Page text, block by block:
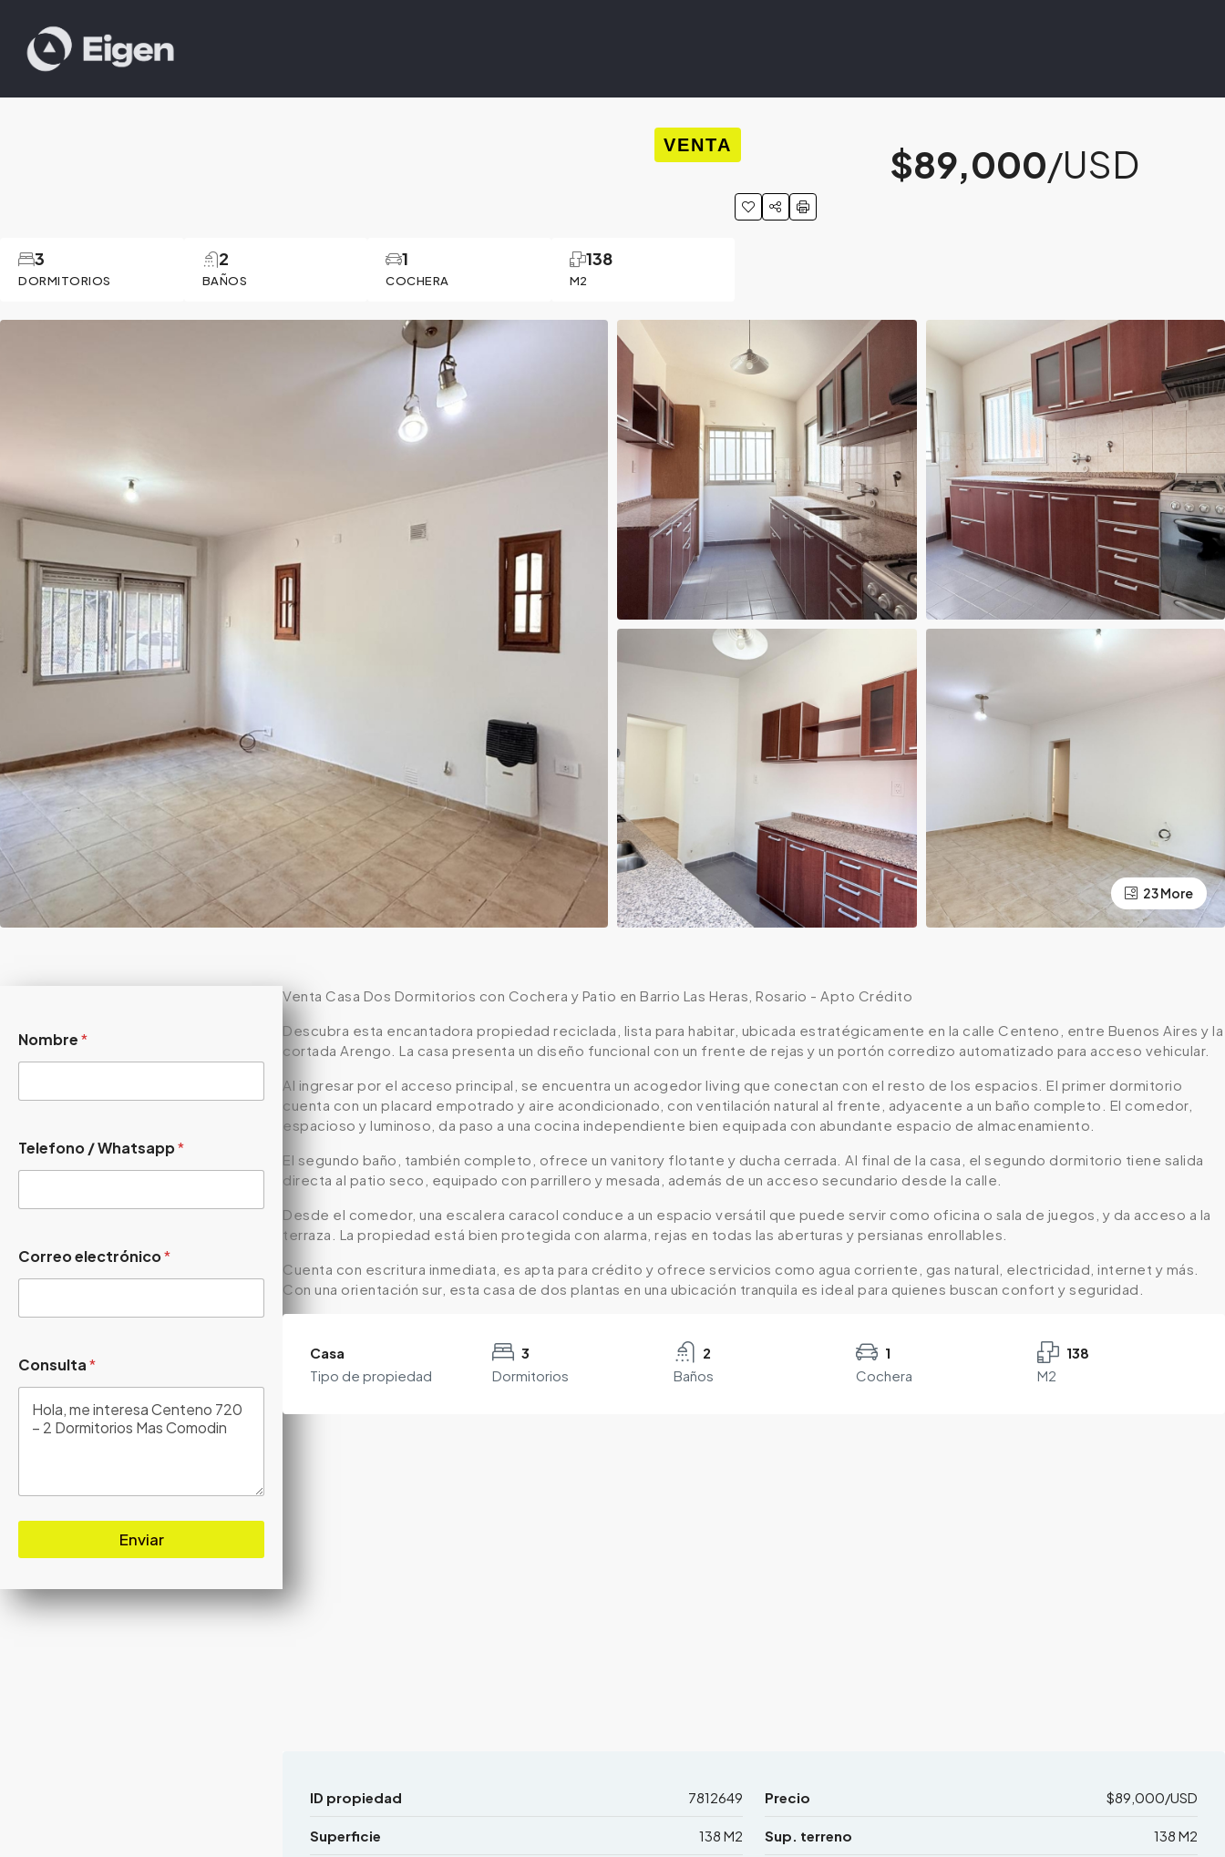
VENTA
DORMITORIOS
3
BAÑOS
2
COCHERA
1
M2
138
$89,000/USD
23 More
Nombre*
Telefono / Whatsapp*
Correo electrónico*
Consulta*
Enviar
Venta Casa Dos Dormitorios con Cochera y Patio en Barrio Las Heras, Rosario - Apto Crédito
Descubra esta encantadora propiedad reciclada, lista para habitar, ubicada estratégicamente en la calle Centeno, entre Buenos Aires y la
cortada Arengo. La casa presenta un diseño funcional con un frente de rejas y un portón corredizo automatizado para acceso vehicular.
Al ingresar por el acceso principal, se encuentra un acogedor living que conectan con el resto de los espacios. El primer dormitorio
cuenta con un placard empotrado y aire acondicionado, con ventilación natural al frente, adyacente a un baño completo. El comedor,
espacioso y luminoso, da paso a una cocina independiente bien equipada con abundante espacio de almacenamiento.
El segundo baño, también completo, ofrece un vanitory flotante y ducha cerrada. Al final de la casa, el segundo dormitorio tiene salida
directa al patio seco, equipado con parrillero y mesada, además de un acceso secundario desde la calle.
Desde el comedor, una escalera caracol conduce a un espacio versátil que puede servir como oficina o sala de juegos, y da acceso a la
terraza. La propiedad está bien protegida con alarma, rejas en todas las aberturas y persianas enrollables.
Cuenta con escritura inmediata, es apta para crédito y ofrece servicios como agua corriente, gas natural, electricidad, internet y más.
Con una orientación sur, esta casa de dos plantas en una ubicación tranquila es ideal para quienes buscan confort y seguridad.
Casa
Tipo de propiedad
3
Dormitorios
2
Baños
1
Cochera
138
M2
ID propiedad 7812649 Precio $89,000/USD
Superficie 138 M2 Sup. terreno 138 M2